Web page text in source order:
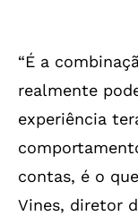
“É a
realmente
experiência
contas, é o
Vines, diretor